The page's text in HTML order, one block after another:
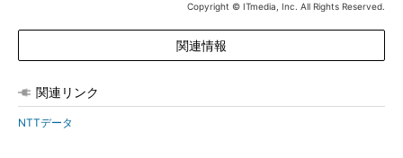
Copyright © ITmedia, Inc. All Rights Reserved.
関連情報
関連リンク
NTTデータ